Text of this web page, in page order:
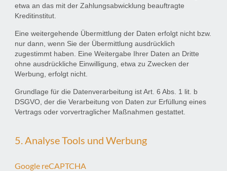
etwa an das mit der Zahlungsabwicklung beauftragte
Kreditinstitut.
Eine weitergehende Übermittlung der Daten erfolgt nicht bzw.
nur dann, wenn Sie der Übermittlung ausdrücklich
zugestimmt haben. Eine Weitergabe Ihrer Daten an Dritte
ohne ausdrückliche Einwilligung, etwa zu Zwecken der
Werbung, erfolgt nicht.
Grundlage für die Datenverarbeitung ist Art. 6 Abs. 1 lit. b
DSGVO, der die Verarbeitung von Daten zur Erfüllung eines
Vertrags oder vorvertraglicher Maßnahmen gestattet.
5. Analyse Tools und Werbung
Google reCAPTCHA